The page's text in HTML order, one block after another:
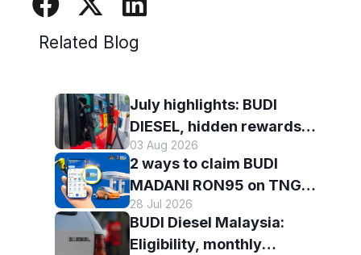
Related Blog
July highlights: BUDI
DIESEL, hidden rewards
and staying scam-smart
with TNG eWallet
03 Aug 2026
2 ways to claim BUDI
MADANI RON95 on TNG
eWallet
28 Jul 2026
BUDI Diesel Malaysia:
Eligibility, monthly